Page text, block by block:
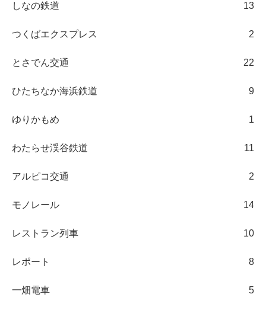
しなの鉄道 13
つくばエクスプレス 2
とさでん交通 22
ひたちなか海浜鉄道 9
ゆりかもめ 1
わたらせ渓谷鉄道 11
アルピコ交通 2
モノレール 14
レストラン列車 10
レポート 8
一畑電車 5